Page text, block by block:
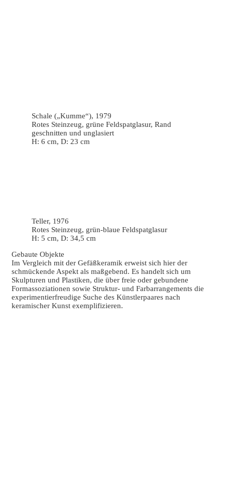
Schale („Kumme“), 1979
Rotes Steinzeug, grüne Feldspatglasur, Rand
geschnitten und unglasiert
H: 6 cm, D: 23 cm
Teller, 1976
Rotes Steinzeug, grün-blaue Feldspatglasur
H: 5 cm, D: 34,5 cm
Gebaute Objekte
Im Vergleich mit der Gefäßkeramik erweist sich hier der
schmückende Aspekt als maßgebend. Es handelt sich um
Skulpturen und Plastiken, die über freie oder gebundene
Formassoziationen sowie Struktur- und Farbarrangements die
experimentierfreudige Suche des Künstlerpaares nach
keramischer Kunst exemplifizieren.